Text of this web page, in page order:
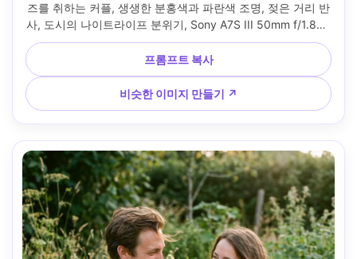
즈를 취하는 커플, 생생한 분홍색과 파란색 조명, 젖은 거리 반
사, 도시의 나이트라이프 분위기, Sony A7S III 50mm f/1.8로
촬영, 반신 초상화, 고대비, 날카로운 눈, 사실적인 피부, 현대
적인 사이버 색상 등급 --ar 4:5
프롬프트 복사
비슷한 이미지 만들기 ↗